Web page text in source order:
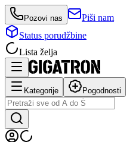
Pozovi nas
Piši nam
Status porudžbine
Lista želja
Kategorije Pogodnosti